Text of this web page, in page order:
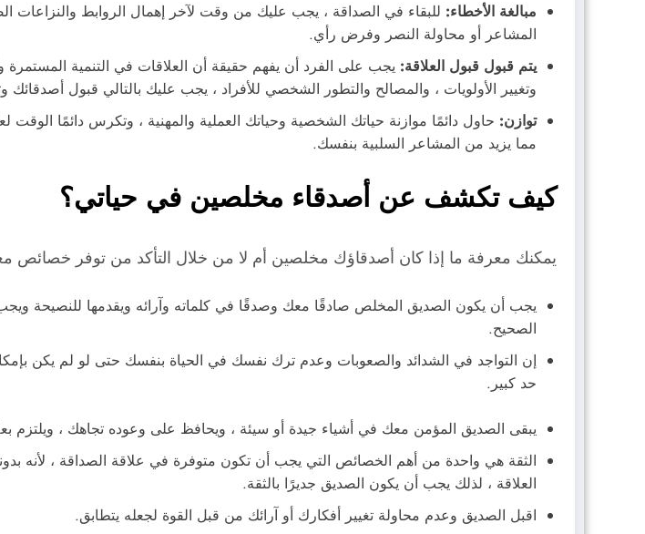
مبالغة الأخطاء: للبقاء في الصداقة ، يجب عليك من وقت لآخر إهمال الروابط والنزاعات
المشاعر أو محاولة النصر وفرض رأي.
يتم قبول قبول العلاقة: يجب على الفرد أن يفهم حقيقة أن العلاقات في التنمية
وتغيير الأولويات ، والمصالح والتطور الشخصي للأفراد ، يجب عليك بالتالي قبول أصدقائك
توازن: حاول دائمًا موازنة حياتك الشخصية وحياتك العملية والمهنية ، وتكرس دائمًا
مما يزيد من المشاعر السلبية بنفسك.
كيف تكشف عن أصدقاء مخلصين في حياتي؟
يمكنك معرفة ما إذا كان أصدقاؤك مخلصين أم لا من خلال التأكد من توفر
يجب أن يكون الصديق المخلص صادقًا معك وصدقًا في كلماته وآرائه ويقدمها للنصيحة ويجب
الصحيح.
إن التواجد في الشدائد والصعوبات وعدم ترك نفسك في الحياة بنفسك حتى لو لم يكن
حد كبير.
يبقى الصديق المؤمن معك في أشياء جيدة أو سيئة ، ويحافظ على وعوده تجاهك ، ويلتزم
الثقة هي واحدة من أهم الخصائص التي يجب أن تكون متوفرة في علاقة الصداقة ، لأنه
العلاقة ، لذلك يجب أن يكون الصديق جديرًا بالثقة.
اقبل الصديق وعدم محاولة تغيير أفكارك أو آرائك من قبل القوة لجعله يتطابق.